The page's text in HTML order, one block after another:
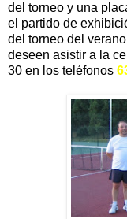
del torneo y una
el partido de
del torneo del
deseen asistir a la
30 en los teléfonos